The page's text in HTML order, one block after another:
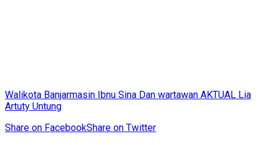
Walikota Banjarmasin Ibnu Sina Dan wartawan AKTUAL Lia
Artuty Untung
Share on FacebookShare on Twitter